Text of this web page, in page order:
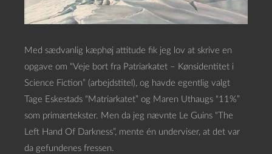
Med sædvanlig kæphøj attitude fik jeg lov at skrive en
opgave om “Veje bort fra Patriarkatet – Kønsidentitet i
Science Fiction” (arbejdstitel), og havde egentlig valgt
Tage Eskestads “Matriarkatet” og Maren Uthaugs “11%”
som primærtekster. Men da jeg nævnte Le Guins “The
Left Hand Of Darkness”, mente én underviser, at det var
da gefundenes fressen.